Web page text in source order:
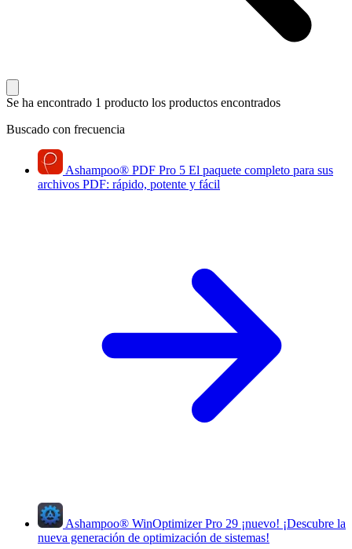
Se ha encontrado 1 producto los productos encontrados
Buscado con frecuencia
Ashampoo® PDF Pro 5 El paquete completo para sus
archivos PDF: rápido, potente y fácil
Ashampoo® WinOptimizer Pro 29 ¡nuevo! ¡Descubre la
nueva generación de optimización de sistemas!